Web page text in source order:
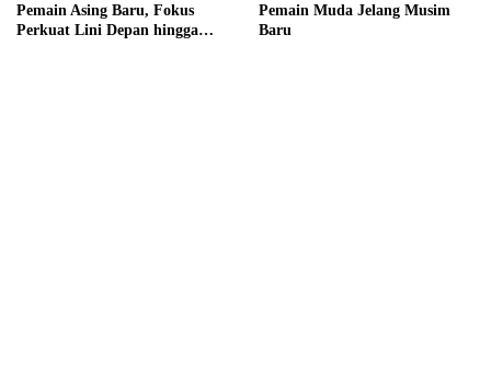
Pemain Asing Baru, Fokus
Perkuat Lini Depan hingga
Pemain Muda Jelang Musim
Baru